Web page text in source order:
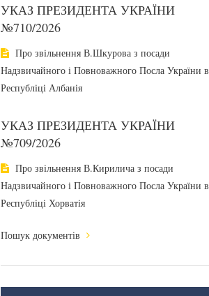
УКАЗ ПРЕЗИДЕНТА УКРАЇНИ
№710/2026
Про звільнення В.Шкурова з посади
Надзвичайного і Повноважного Посла України в
Республіці Албанія
УКАЗ ПРЕЗИДЕНТА УКРАЇНИ
№709/2026
Про звільнення В.Кирилича з посади
Надзвичайного і Повноважного Посла України в
Республіці Хорватія
Пошук документів